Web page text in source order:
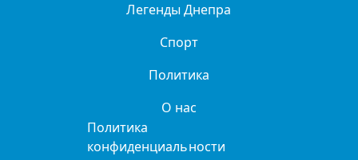
Легенды Днепра
Спорт
Политика
О нас
Политика
конфиденциальности